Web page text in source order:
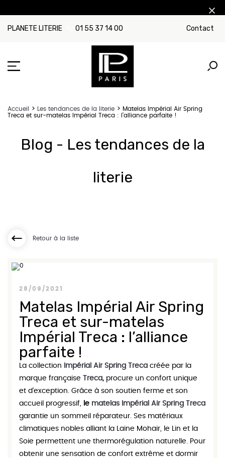
PLANETE LITERIE 01 55 37 14 00 Contact
Accueil Les tendances de la literie
Matelas Impérial Air Spring
Treca et sur-matelas Impérial Treca : l’alliance parfaite !
Blog - Les tendances de la
literie
Retour à la liste
28/09/2021
Matelas Impérial Air Spring
Treca et sur-matelas
Impérial Treca : l’alliance
parfaite !
La collection Impérial Air Spring Treca créée par la
marque française
Treca, procure un confort unique
et d’exception. Grâce à son soutien ferme et son
accueil progressif, le matelas Impérial Air Spring Treca
garantie un sommeil réparateur. Ses matériaux
climatiques nobles alliant la Laine Mohair, le Lin et la
Soie permettent une thermorégulation naturelle. Pour
obtenir une sensation de confort extrême et dormir